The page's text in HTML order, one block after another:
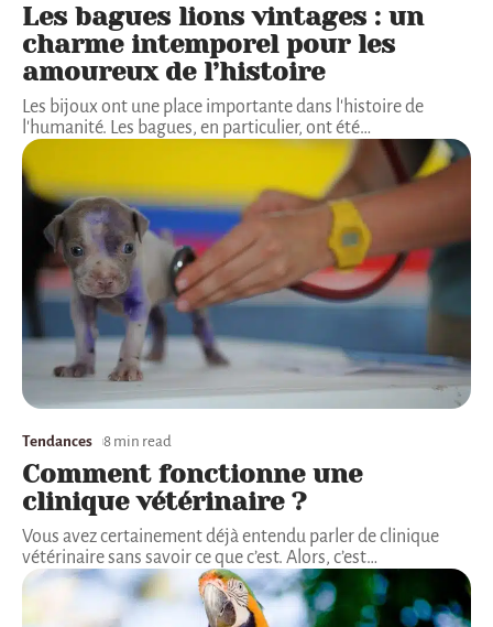
Les bagues lions vintages : un
charme intemporel pour les
amoureux de l’histoire
Les bijoux ont une place importante dans l'histoire de
l'humanité. Les bagues, en particulier, ont été…
Tendances 8 min read
Comment fonctionne une
clinique vétérinaire ?
Vous avez certainement déjà entendu parler de clinique
vétérinaire sans savoir ce que c’est. Alors, c’est…